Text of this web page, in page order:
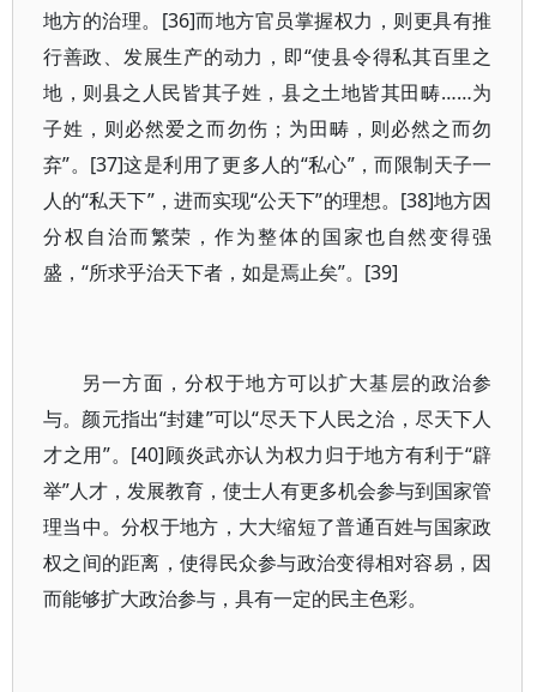
地方的治理。[36]而地方官员掌握权力，则更具有推
行善政、发展生产的动力，即“使县令得私其百里之
地，则县之人民皆其子姓，县之土地皆其田畴……为
子姓，则必然爱之而勿伤；为田畴，则必然之而勿
弃”。[37]这是利用了更多人的“私心”，而限制天子一
人的“私天下”，进而实现“公天下”的理想。[38]地方因
分权自治而繁荣，作为整体的国家也自然变得强
盛，“所求乎治天下者，如是焉止矣”。[39]
另一方面，分权于地方可以扩大基层的政治参
与。颜元指出“封建”可以“尽天下人民之治，尽天下人
才之用”。[40]顾炎武亦认为权力归于地方有利于“辟
举”人才，发展教育，使士人有更多机会参与到国家管
理当中。分权于地方，大大缩短了普通百姓与国家政
权之间的距离，使得民众参与政治变得相对容易，因
而能够扩大政治参与，具有一定的民主色彩。